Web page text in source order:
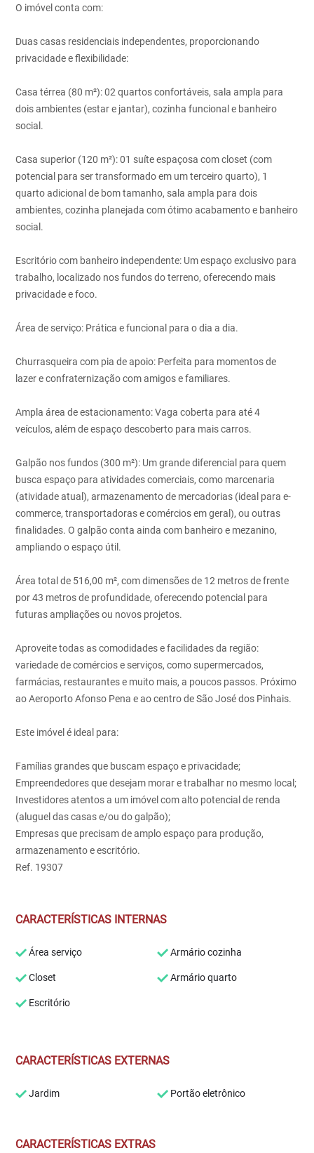
O imóvel conta com:
Duas casas residenciais independentes, proporcionando
privacidade e flexibilidade:
Casa térrea (80 m²): 02 quartos confortáveis, sala ampla para
dois ambientes (estar e jantar), cozinha funcional e banheiro
social.
Casa superior (120 m²): 01 suíte espaçosa com closet (com
potencial para ser transformado em um terceiro quarto), 1
quarto adicional de bom tamanho, sala ampla para dois
ambientes, cozinha planejada com ótimo acabamento e banheiro
social.
Escritório com banheiro independente: Um espaço exclusivo para
trabalho, localizado nos fundos do terreno, oferecendo mais
privacidade e foco.
Área de serviço: Prática e funcional para o dia a dia.
Churrasqueira com pia de apoio: Perfeita para momentos de
lazer e confraternização com amigos e familiares.
Ampla área de estacionamento: Vaga coberta para até 4
veículos, além de espaço descoberto para mais carros.
Galpão nos fundos (300 m²): Um grande diferencial para quem
busca espaço para atividades comerciais, como marcenaria
(atividade atual), armazenamento de mercadorias (ideal para e-
commerce, transportadoras e comércios em geral), ou outras
finalidades. O galpão conta ainda com banheiro e mezanino,
ampliando o espaço útil.
Área total de 516,00 m², com dimensões de 12 metros de frente
por 43 metros de profundidade, oferecendo potencial para
futuras ampliações ou novos projetos.
Aproveite todas as comodidades e facilidades da região:
variedade de comércios e serviços, como supermercados,
farmácias, restaurantes e muito mais, a poucos passos. Próximo
ao Aeroporto Afonso Pena e ao centro de São José dos Pinhais.
Este imóvel é ideal para:
Famílias grandes que buscam espaço e privacidade;
Empreendedores que desejam morar e trabalhar no mesmo local;
Investidores atentos a um imóvel com alto potencial de renda
(aluguel das casas e/ou do galpão);
Empresas que precisam de amplo espaço para produção,
armazenamento e escritório.
Ref. 19307
CARACTERÍSTICAS INTERNAS
Área serviço Armário cozinha
Closet Armário quarto
Escritório
CARACTERÍSTICAS EXTERNAS
Jardim Portão eletrônico
CARACTERÍSTICAS EXTRAS